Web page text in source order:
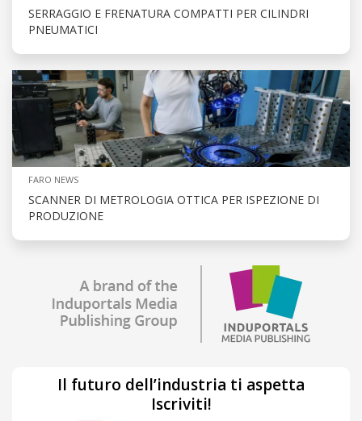
SERRAGGIO E FRENATURA COMPATTI PER CILINDRI
PNEUMATICI
FARO NEWS
SCANNER DI METROLOGIA OTTICA PER ISPEZIONE DI
PRODUZIONE
Il futuro dell’industria ti aspetta
Iscriviti!